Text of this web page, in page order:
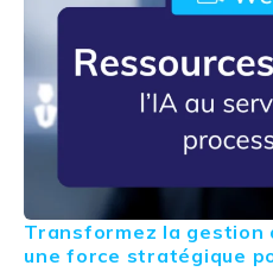
Transformez la gestion
une force stratégique